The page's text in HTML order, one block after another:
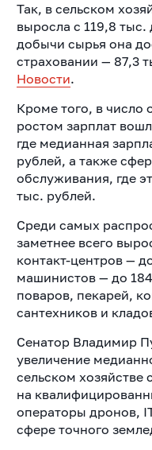
Так, в сельском
выросла с 119,8
добычи сырья она
страховании — 87,3
Новости.
Кроме того, в число
ростом зарплат
где медианная
рублей, а также
обслуживания, где
тыс. рублей.
Среди самых
заметнее всего
контакт-центров —
машинистов — до
поваров, пекарей,
сантехников и
Сенатор Владимир
увеличение
сельском
на
операторы дронов,
сфере точного